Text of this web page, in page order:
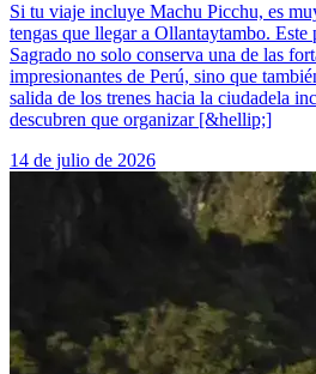
Si tu viaje incluye Machu Picchu, es
tengas que llegar a Ollantaytambo.
Sagrado no solo conserva una de las
impresionantes de Perú, sino que
salida de los trenes hacia la ciudadela
descubren que organizar [&hellip;]
14 de julio de 2026